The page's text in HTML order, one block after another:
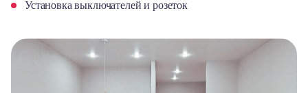
Установка выключателей и розеток